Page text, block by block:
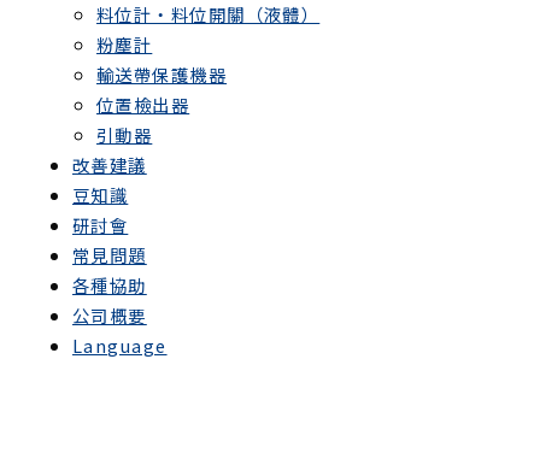
料位計・料位開關（液體）
粉塵計
輸送帶保護機器
位置檢出器
引動器
改善建議
豆知識
研討會
常見問題
各種協助
公司概要
Language